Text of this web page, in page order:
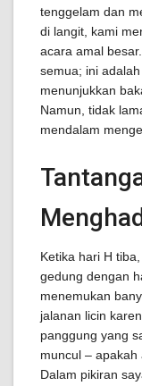
tenggelam dan
di langit, kami
acara amal
semua; ini
menunjukkan
Namun, tidak
mendalam
Ketika hari H
gedung dengan
menemukan
jalanan licin
panggung yang
muncul –
Dalam pikiran